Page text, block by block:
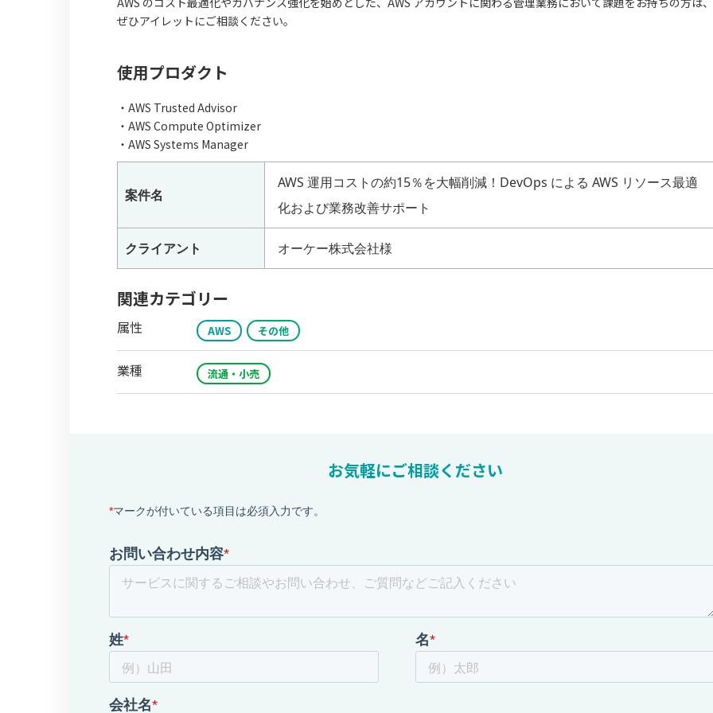
ぜひアイレットにご相談ください。
使用プロダクト
・AWS Trusted Advisor
・AWS Compute Optimizer
・AWS Systems Manager
案件名
AWS 運用コストの約15％を大幅削減！DevOps による AWS リソース最適
化および業務改善サポート
クライアント オーケー株式会社様
関連カテゴリー
属性 AWS その他
業種 流通・小売
お気軽にご相談ください